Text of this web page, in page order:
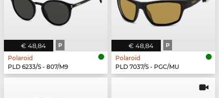
€ 48,84 P
Polaroid
PLD 6233/S - 807/M9
€ 48,84 P
Polaroid
PLD 7037/S - PGC/MU